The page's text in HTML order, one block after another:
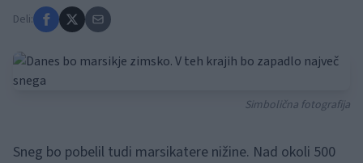
Deli:
Simbolična fotografija
Sneg bo pobelil tudi marsikatere nižine. Nad okoli 500